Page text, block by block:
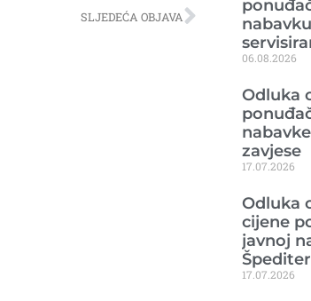
SLJEDEĆA OBJAVA
06.08.2026
Odluka
zavjese
17.07.2026
Odluka
cijene
javnoj
17.07.2026